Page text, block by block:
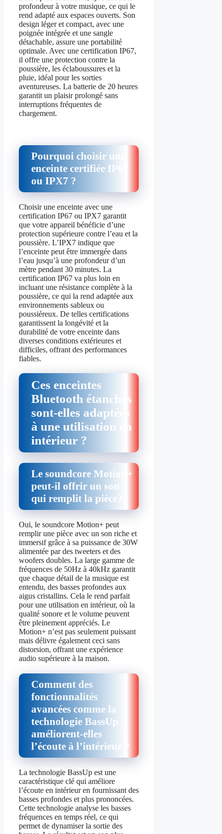
profondeur à votre musique, ce qui le
rend adapté aux espaces ouverts. Son
design léger et compact, avec une
poignée intégrée et une sangle
détachable, assure une portabilité
optimale. Avec une certification IP67,
il offre une protection contre la
poussière, les éclaboussures et la
pluie, idéal pour les sorties
aventureuses. La batterie de 20 heures
garantit un plaisir prolongé sans
interruptions fréquentes de
chargement.
Pourquoi choisir une
enceinte certifiée IP67
ou IPX7 ?
Choisir une enceinte avec une
certification IP67 ou IPX7 garantit
que votre appareil bénéficie d’une
protection supérieure contre l’eau et la
poussière. L’IPX7 indique que
l’enceinte peut être immergée dans
l’eau jusqu’à une profondeur d’un
mètre pendant 30 minutes. La
certification IP67 va plus loin en
incluant une résistance complète à la
poussière, ce qui la rend adaptée aux
environnements sableux ou
poussiéreux. De telles certifications
garantissent la longévité et la
durabilité de votre enceinte dans
diverses conditions extérieures et
difficiles, offrant des performances
fiables.
Ces enceintes
Bluetooth étanches
sont-elles adaptées
à une utilisation en
intérieur ?
Le soundcore Motion+
peut-il offrir un son
qui remplit la pièce?
Oui, le soundcore Motion+ peut
remplir une pièce avec un son riche et
immersif grâce à sa puissance de 30W
alimentée par des tweeters et des
woofers doubles. La large gamme de
fréquences de 50Hz à 40kHz garantit
que chaque détail de la musique est
entendu, des basses profondes aux
aigus cristallins. Cela le rend parfait
pour une utilisation en intérieur, où la
qualité sonore et le volume peuvent
être pleinement appréciés. Le
Motion+ n’est pas seulement puissant
mais délivre également ceci sans
distorsion, offrant une expérience
audio supérieure à la maison.
Comment des
fonctionnalités
avancées comme la
technologie BassUp
améliorent-elles
l’écoute à l’intérieur ?
La technologie BassUp est une
caractéristique clé qui améliore
l’écoute en intérieur en fournissant des
basses profondes et plus prononcées.
Cette technologie analyse les basses
fréquences en temps réel, ce qui
permet de dynamiser la sortie des